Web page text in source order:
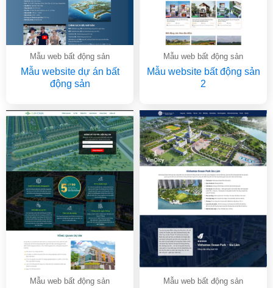
Mẫu web bất động sản
Mẫu website dự án bất
động sản
Mẫu web bất động sản
Mẫu website bất động sản
2
Mẫu web bất động sản Mẫu web bất động sản